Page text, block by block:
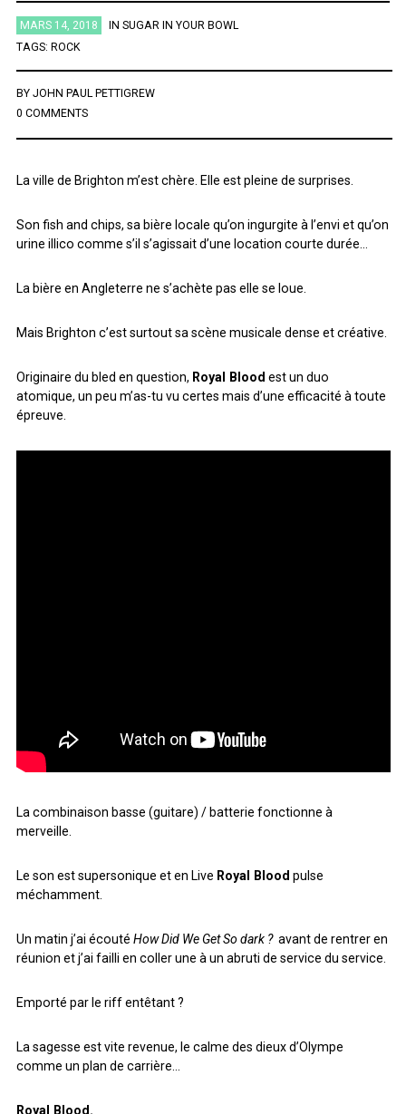
ÉTIQUETTES
AFRICA AFROBEAT
BRAZIL
BRITPOP BRIT ROCK
CHANSON FRANCAISE
GRAND NORD
HIFI HIP HOP HIP POP
INDIE
MINIMALISME
NEW-WAVE NU SOUL PEOPLE
POP
POP ROCK PUB ROCK RATTRAPAGE
ROCK
SONG OF THE WEEK
SOUL SOUNDTRACK OF MY LIFE
ARCHIVES
MARS 14, 2018 IN SUGAR IN YOUR BOWL
TAGS: ROCK
BY JOHN PAUL PETTIGREW
0 COMMENTS
La ville de Brighton m’est chère. Elle est pleine de surprises.
Son fish and chips, sa bière locale qu’on ingurgite à l’envi et qu’on
urine illico comme s’il s’agissait d’une location courte durée…
La bière en Angleterre ne s’achète pas elle se loue.
Mais Brighton c’est surtout sa scène musicale dense et créative.
Originaire du bled en question, Royal Blood est un duo
atomique, un peu m’as-tu vu certes mais d’une efficacité à toute
épreuve.
La combinaison basse (guitare) / batterie fonctionne à
merveille.
Le son est supersonique et en Live Royal Blood pulse
méchamment.
Un matin j’ai écouté How Did We Get So dark ?avant de rentrer en
réunion et j’ai failli en coller une à un abruti de service du service.
Emporté par le riff entêtant ?
La sagesse est vite revenue, le calme des dieux d’Olympe
comme un plan de carrière…
Royal Blood.